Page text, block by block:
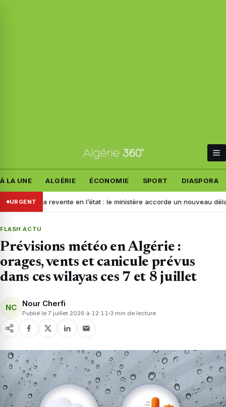
À LA UNE ALGÉRIE ÉCONOMIE SPORT DIASPORA
URGENT
la revente en l’état : le ministère accorde un nouveau délai aux
FLASH ACTU
Prévisions météo en Algérie :
orages, vents et canicule prévus
dans ces wilayas ces 7 et 8 juillet
NC Nour Cherfi
Publié le 7 juillet 2026 à 12:11 3 min de lecture